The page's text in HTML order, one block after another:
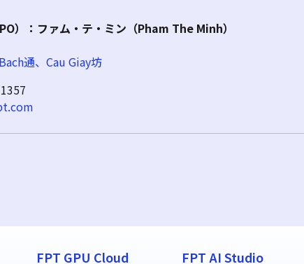
）：ファム・テ・ミン（Pham The Minh）
通、Cau Giay坊
FPT GPU Cloud FPT AI Studio